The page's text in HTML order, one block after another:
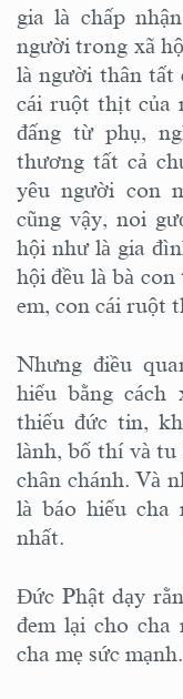
gia là chấp
người trong xã
là người thân tất
cái ruột thịt của
đấng từ phụ,
thương tất cả
yêu người con
cũng vậy, noi
hội như là gia
hội đều là bà
em, con cái ruột
Nhưng điều
hiếu bằng
thiếu đức tin,
lành, bố thí và tu
chân chánh. Và
là báo hiếu cha
nhất.
Đức Phật dạy
đem lại cho cha
cha mẹ sức